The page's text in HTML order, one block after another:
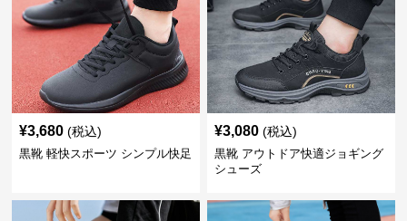
¥3,680 (税込)
黒靴 軽快スポーツ シンプル快足
¥3,080 (税込)
黒靴 アウトドア快適ジョギング
シューズ